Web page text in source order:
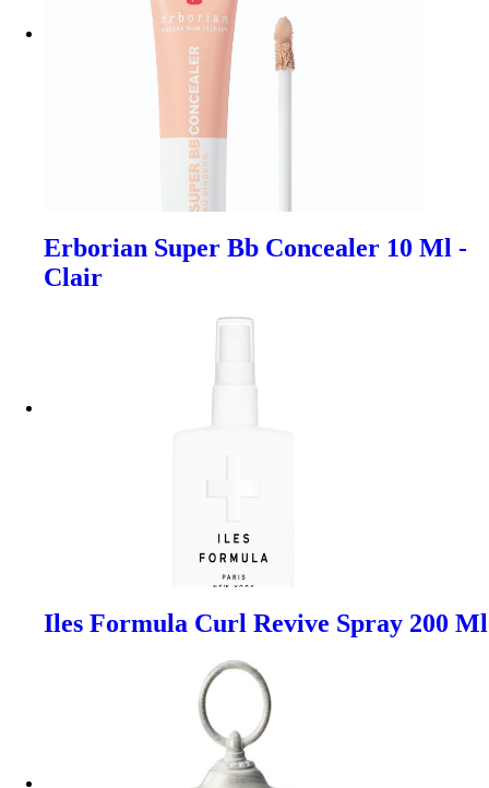
Erborian Super Bb Concealer 10 Ml -
Clair
Iles Formula Curl Revive Spray 200 Ml